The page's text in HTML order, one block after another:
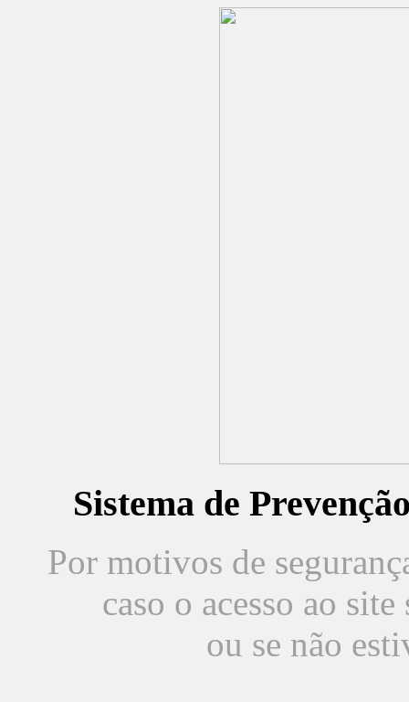
Sistema de
Por motivos de
caso o acesso ao
ou se não